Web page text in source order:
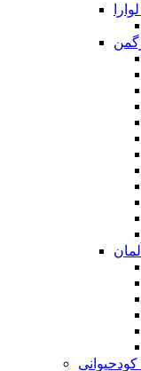
کودحیوانی